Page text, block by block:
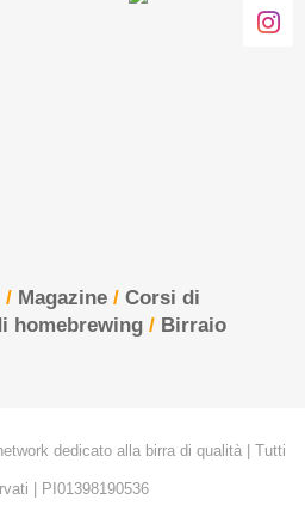
/ Magazine / Corsi di
homebrewing / Birraio
dedicato alla birra di qualità | Tutti
| PI01398190536